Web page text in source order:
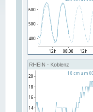
RHEIN - Koblenz